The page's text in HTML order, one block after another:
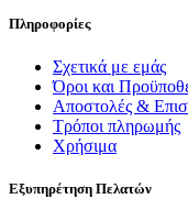
Πληροφορίες
Σχετικά με εμάς
Όροι και
Αποστολές &
Τρόποι πληρωμής
Χρήσιμα
Εξυπηρέτηση Πελατών